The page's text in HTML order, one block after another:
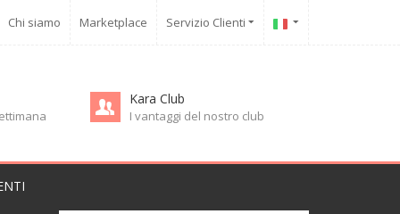
Chi siamo Marketplace Servizio Clienti
Kara Club
I vantaggi del nostro club